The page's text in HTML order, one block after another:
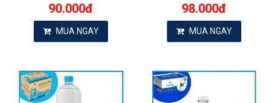
90.000đ
MUA NGAY
98.000đ
MUA NGAY